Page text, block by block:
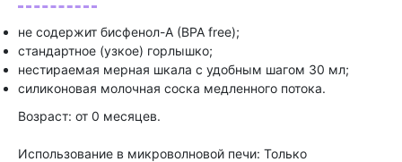
не содержит бисфенол-А (BPA free);
стандартное (узкое) горлышко;
нестираемая мерная шкала с удобным шагом 30 мл;
силиконовая молочная соска медленного потока.
Возраст: от 0 месяцев.
Использование в микроволновой печи: Только